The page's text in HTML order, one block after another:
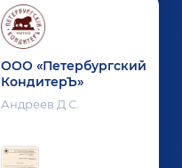
ООО «Петербургский
КондитерЪ»
Андреев Д.С.